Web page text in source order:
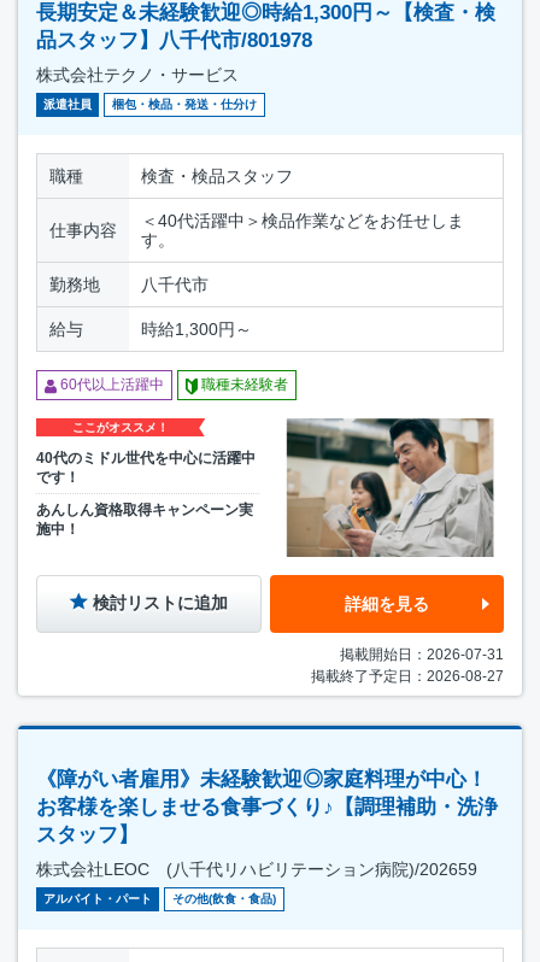
長期安定＆未経験歓迎◎時給1,300円～【検査・検
品スタッフ】八千代市/801978
株式会社テクノ・サービス
派遣社員 梱包・検品・発送・仕分け
職種 検査・検品スタッフ
仕事内容
＜40代活躍中＞検品作業などをお任せしま
す。
勤務地 八千代市
給与 時給1,300円～
60代以上活躍中 職種未経験者
ここがオススメ！
40代のミドル世代を中心に活躍中
です！
あんしん資格取得キャンペーン実
施中！
検討リストに追加 詳細を見る
掲載開始日：2026-07-31
掲載終了予定日：2026-08-27
《障がい者雇用》未経験歓迎◎家庭料理が中心！
お客様を楽しませる食事づくり♪【調理補助・洗浄
スタッフ】
株式会社LEOC (八千代リハビリテーション病院)/202659
アルバイト・パート その他(飲食・食品)